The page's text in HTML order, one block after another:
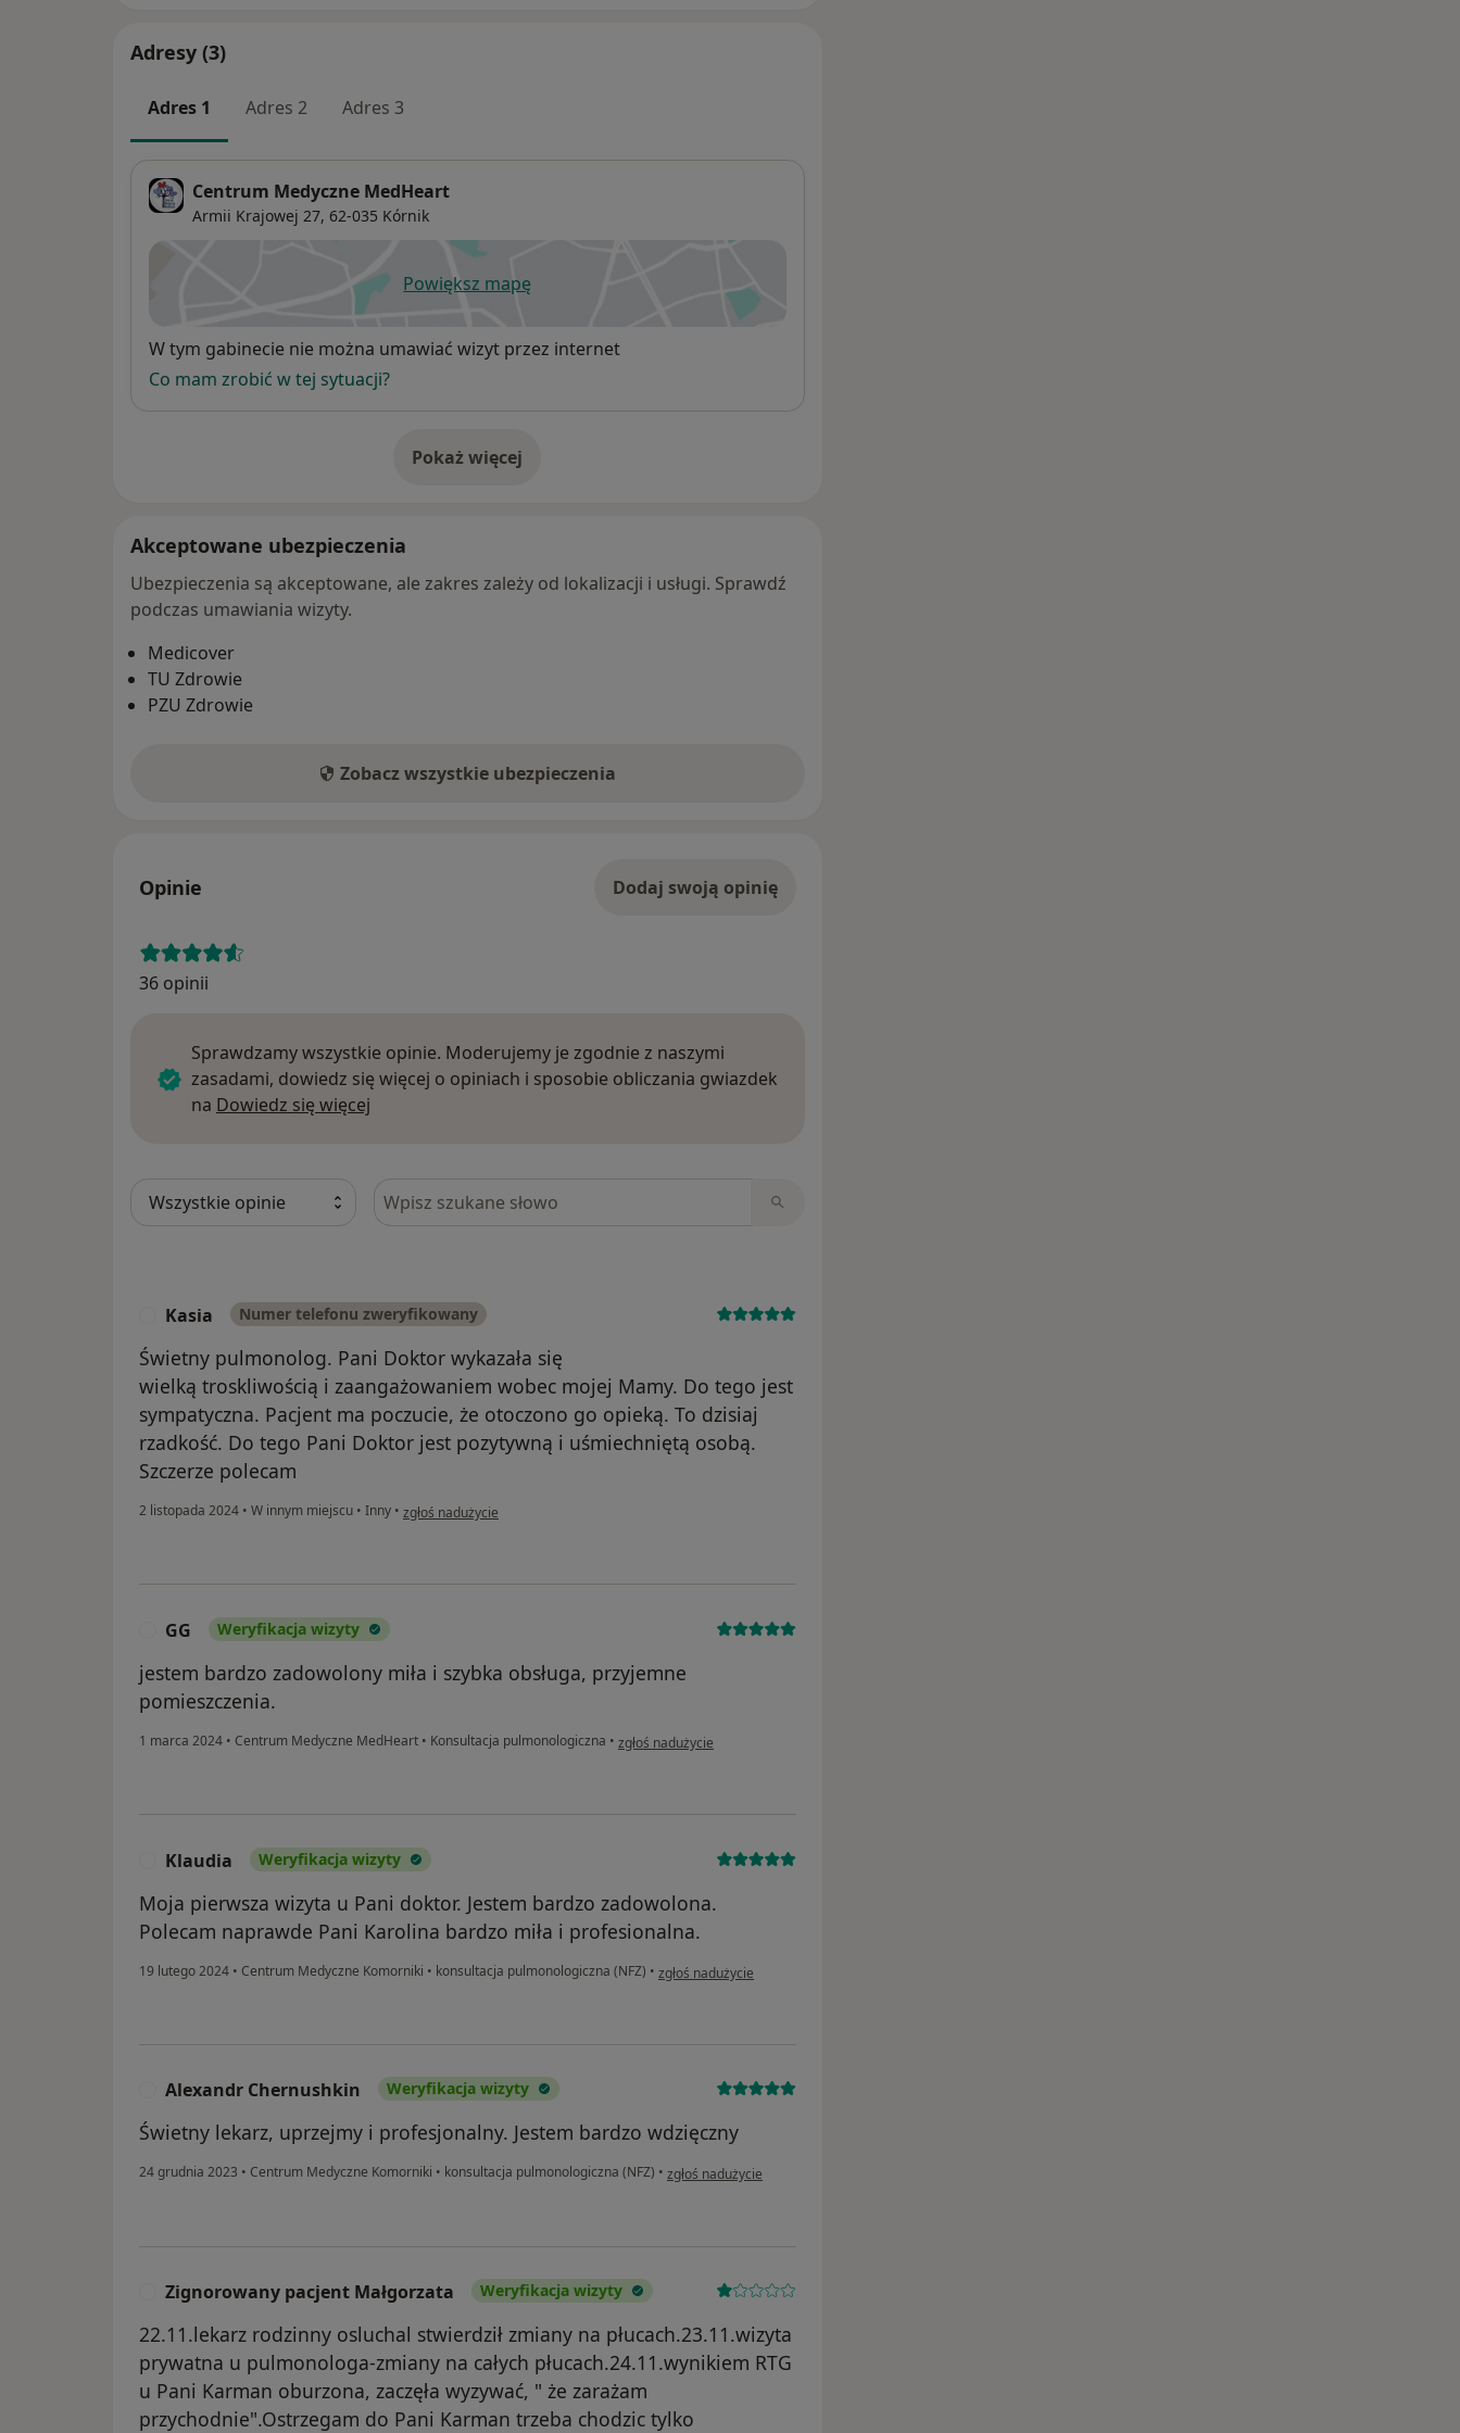
Adresy (3)
Adres 1 Adres 2 Adres 3
Centrum Medyczne MedHeart
Armii Krajowej 27, 62-035 Kórnik
Powiększ mapęotwiera się w nowej karcie
Dostępność
W tym gabinecie nie można umawiać wizyt przez internet
Co mam zrobić w tej sytuacji?
Pokaż więcej
o adresie
Akceptowane ubezpieczenia
Ubezpieczenia są akceptowane, ale zakres zależy od lokalizacji i usługi. Sprawdź
podczas umawiania wizyty.
Medicover
TU Zdrowie
PZU Zdrowie
Zobacz wszystkie ubezpieczenia
Opinie Dodaj swoją opinię
36 opinii
Sprawdzamy wszystkie opinie. Moderujemy je zgodnie z naszymi
zasadami, dowiedz się więcej o opiniach i sposobie obliczania gwiazdek
na Dowiedz się więcej
Szukaj w opiniach
Kasia Numer telefonu zweryfikowany
Świetny pulmonolog. Pani Doktor wykazała się
wielką troskliwością i zaangażowaniem wobec mojej Mamy. Do tego jest
sympatyczna. Pacjent ma poczucie, że otoczono go opieką. To dzisiaj
rzadkość. Do tego Pani Doktor jest pozytywną i uśmiechniętą osobą.
Szczerze polecam
2 listopada 2024 • W innym miejscu • Inny • w opinii użytkownika Kasia
zgłoś nadużycie
GG Weryfikacja wizyty
jestem bardzo zadowolony miła i szybka obsługa, przyjemne
pomieszczenia.
1 marca 2024 • Centrum Medyczne MedHeart • Konsultacja pulmonologiczna • w opinii użytkownika GG
zgłoś nadużycie
Klaudia Weryfikacja wizyty
Moja pierwsza wizyta u Pani doktor. Jestem bardzo zadowolona.
Polecam naprawde Pani Karolina bardzo miła i profesionalna.
19 lutego 2024 • Centrum Medyczne Komorniki • konsultacja pulmonologiczna (NFZ) • w opinii użytkownika Klaudia
zgłoś nadużycie
Alexandr Chernushkin Weryfikacja wizyty
Świetny lekarz, uprzejmy i profesjonalny. Jestem bardzo wdzięczny
24 grudnia 2023 • Centrum Medyczne Komorniki • konsultacja pulmonologiczna (NFZ) • w opinii użytkownika Alexandr Chernushkin
zgłoś nadużycie
Zignorowany pacjent Małgorzata Weryfikacja wizyty
22.11.lekarz rodzinny osluchal stwierdził zmiany na płucach.23.11.wizyta
prywatna u pulmonologa-zmiany na całych płucach.24.11.wynikiem RTG
u Pani Karman oburzona, zaczęła wyzywać, " że zarażam
przychodnie".Ostrzegam do Pani Karman trzeba chodzic tylko